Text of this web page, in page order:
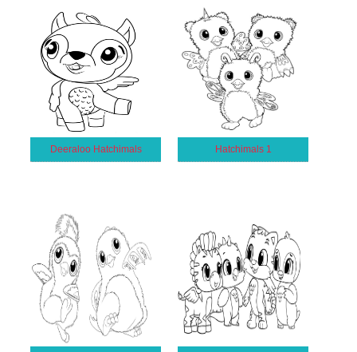
Deeraloo Hatchimals Hatchimals 1